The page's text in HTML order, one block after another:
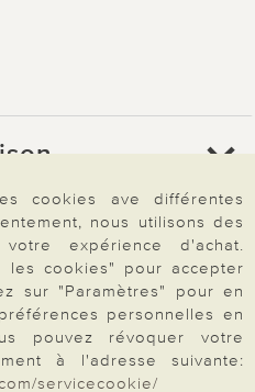
& liberté|Vie privée & cookies
cookies ave différentes
nous utilisons des
expérience d'achat.
les cookies" pour accepter
sur "Paramètres" pour en
personnelles en
pouvez révoquer votre
à l'adresse suivante:
servicecookie/